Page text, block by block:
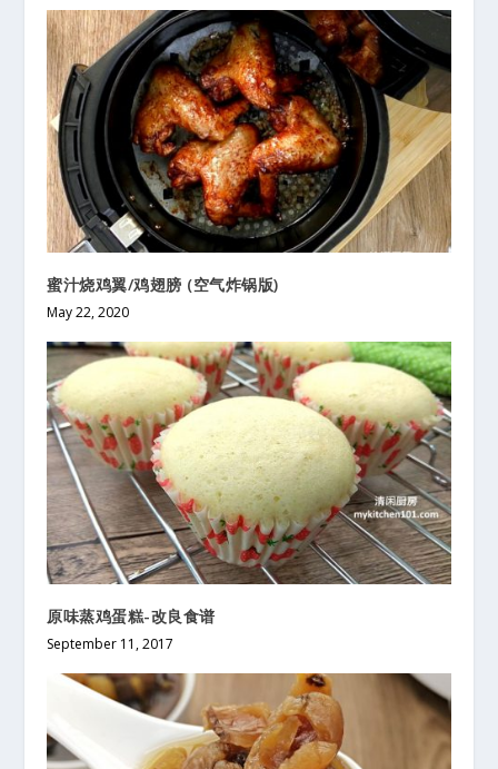
蜜汁烧鸡翼/鸡翅膀 (空气炸锅版)
May 22, 2020
原味蒸鸡蛋糕-改良食谱
September 11, 2017